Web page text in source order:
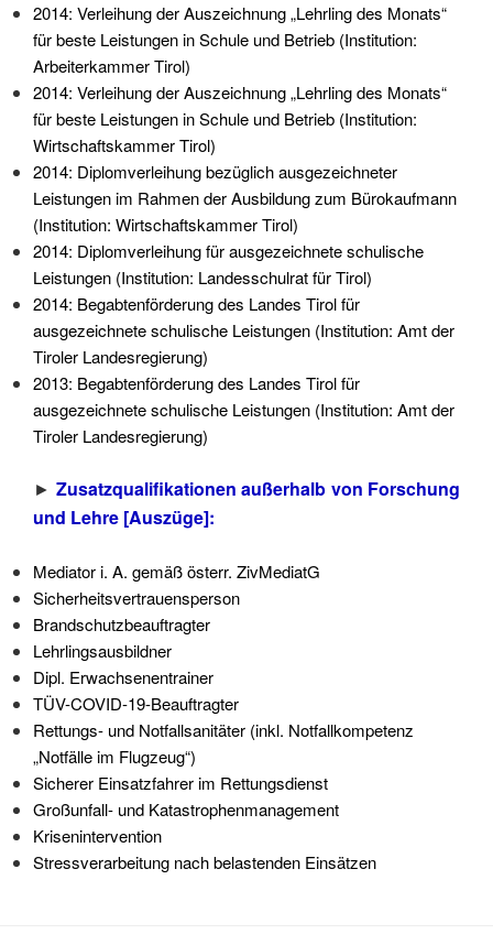
2014: Verleihung der Auszeichnung „Lehrling des Monats“
für beste Leistungen in Schule und Betrieb (Institution:
Arbeiterkammer Tirol)
2014: Verleihung der Auszeichnung „Lehrling des Monats“
für beste Leistungen in Schule und Betrieb (Institution:
Wirtschaftskammer Tirol)
2014: Diplomverleihung bezüglich ausgezeichneter
Leistungen im Rahmen der Ausbildung zum Bürokaufmann
(Institution: Wirtschaftskammer Tirol)
2014: Diplomverleihung für ausgezeichnete schulische
Leistungen (Institution: Landesschulrat für Tirol)
2014: Begabtenförderung des Landes Tirol für
ausgezeichnete schulische Leistungen (Institution: Amt der
Tiroler Landesregierung)
2013: Begabtenförderung des Landes Tirol für
ausgezeichnete schulische Leistungen (Institution: Amt der
Tiroler Landesregierung)
► Zusatzqualifikationen außerhalb von Forschung
und Lehre [Auszüge]:
Mediator i. A. gemäß österr. ZivMediatG
Sicherheitsvertrauensperson
Brandschutzbeauftragter
Lehrlingsausbildner
Dipl. Erwachsenentrainer
TÜV-COVID-19-Beauftragter
Rettungs- und Notfallsanitäter (inkl. Notfallkompetenz
„Notfälle im Flugzeug“)
Sicherer Einsatzfahrer im Rettungsdienst
Großunfall- und Katastrophenmanagement
Krisenintervention
Stressverarbeitung nach belastenden Einsätzen